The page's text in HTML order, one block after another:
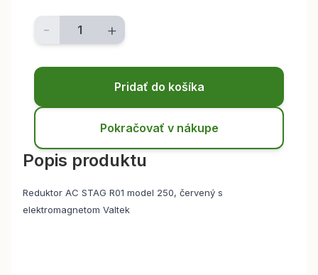
- +
Pridať do košíka
Pokračovať v nákupe
Popis produktu
Reduktor AC STAG R01 model 250, červený s
elektromagnetom Valtek